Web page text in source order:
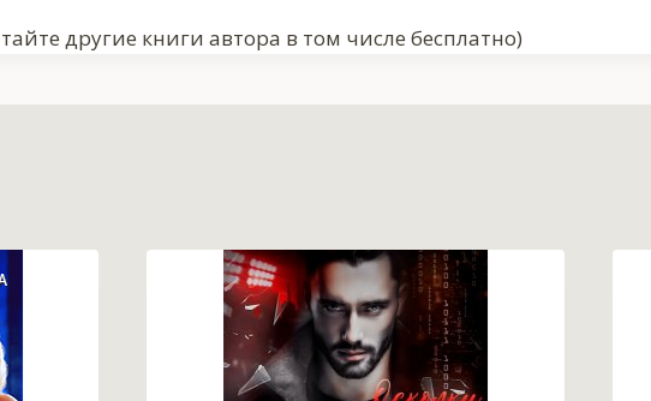
другие книги автора в том числе бесплатно)